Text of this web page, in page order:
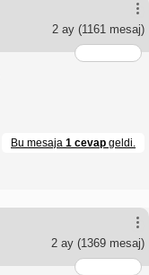
2 ay (1161 mesaj)
Bu mesaja 1 cevap geldi.
2 ay (1369 mesaj)